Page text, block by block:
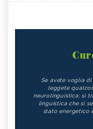
Se avete voglia
leggete
neurolinguistica; si
linguistica che si
stato energetico